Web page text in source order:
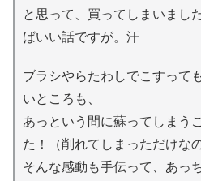
と思って、買ってしまいまし
ばいい話ですが。汗
ブラシやらたわしでこすって
いところも、
あっという間に蘇ってしまう
た！（削れてしまっただけな
そんな感動も手伝って、あっ